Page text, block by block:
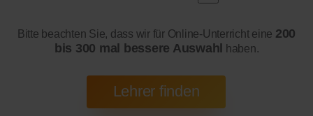
Bitte beachten Sie, dass wir für Online-Unterricht eine 200
bis 300 mal bessere Auswahl haben.